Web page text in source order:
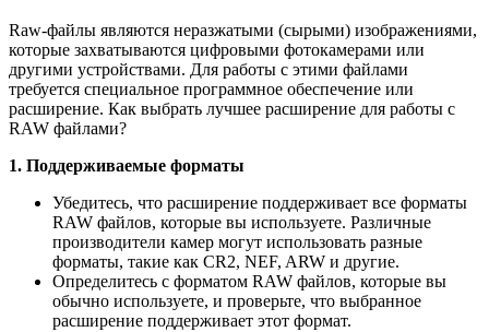
Raw-файлы являются неразжатыми (сырыми) изображениями,
которые захватываются цифровыми фотокамерами или
другими устройствами. Для работы с этими файлами
требуется специальное программное обеспечение или
расширение. Как выбрать лучшее расширение для работы с
RAW файлами?
1. Поддерживаемые форматы
Убедитесь, что расширение поддерживает все форматы
RAW файлов, которые вы используете. Различные
производители камер могут использовать разные
форматы, такие как CR2, NEF, ARW и другие.
Определитесь с форматом RAW файлов, которые вы
обычно используете, и проверьте, что выбранное
расширение поддерживает этот формат.